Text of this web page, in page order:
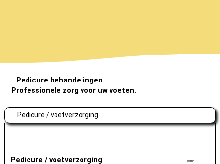
Pedicure behandelingen
Professionele zorg voor uw voeten.
Pedicure / voetverzorging
Pedicure / voetverzorging 30 min